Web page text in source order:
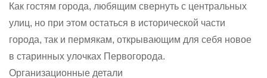
Как гостям города, любящим свернуть с центральных
улиц, но при этом остаться в исторической части
города, так и пермякам, открывающим для себя новое
в старинных улочках Первогорода.
Организационные детали